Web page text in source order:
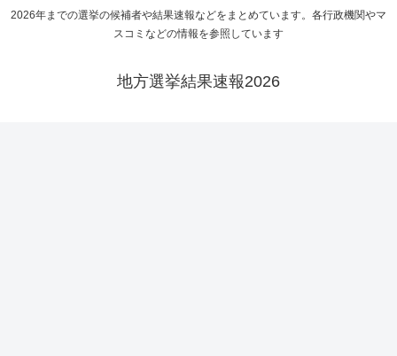
2026年までの選挙の候補者や結果速報などをまとめています。各行政機関やマ
スコミなどの情報を参照しています
地方選挙結果速報2026